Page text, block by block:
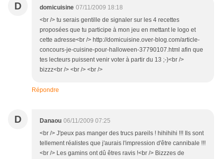
D domicuisine 07/11/2009 18:18
<br /> tu serais gentille de signaler sur les 4 recettes
proposées que tu participe à mon jeu en mettant le logo et
cette adresse<br /> http://domicuisine.over-blog.com/article-
concours-je-cuisine-pour-halloween-37790107.html afin que
tes lecteurs puissent venir voter à partir du 13 ;-)<br />
bizzz<br /> <br /> <br />
Répondre
D Danaou 06/11/2009 07:25
<br /> J'peux pas manger des trucs pareils ! hihihihi !!! Ils sont
tellement réalistes que j'aurais l'impression d'être cannibale !!!
<br /> Les gamins ont dû êtres ravis !<br /> Bizzzes de